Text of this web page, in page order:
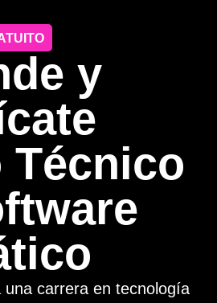
y
Técnico
una carrera en tecnología